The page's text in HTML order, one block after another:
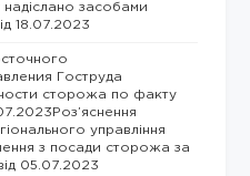
засобами
18.07.2023
Гоструда
сторожа по факту
управління
з посади сторожа за
05.07.2023